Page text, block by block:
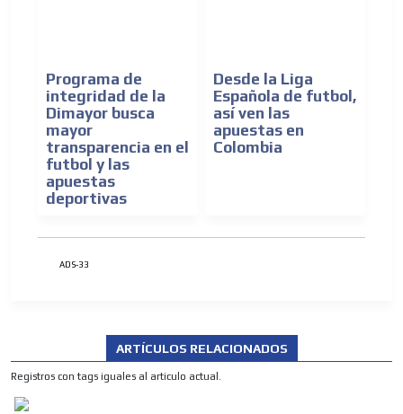
Programa de
integridad de la
Dimayor busca
mayor
transparencia en el
futbol y las
apuestas
deportivas
Desde la Liga
Española de futbol,
así ven las
apuestas en
Colombia
ADS-33
ARTÍCULOS RELACIONADOS
Registros con tags iguales al articulo actual.